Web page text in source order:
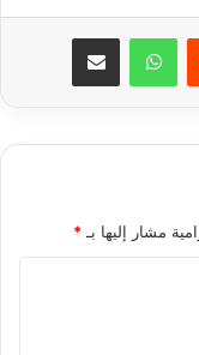
واتساب مشاركة عبر البريد
مشار إليها بـ *